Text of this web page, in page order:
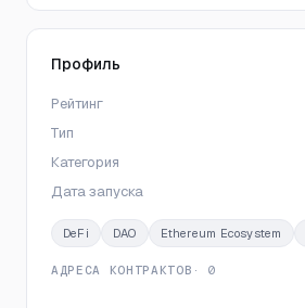
Профиль
Рейтинг
Тип
Категория
Дата запуска
DeFi DAO Ethereum Ecosystem
АДРЕСА КОНТРАКТОВ · 0